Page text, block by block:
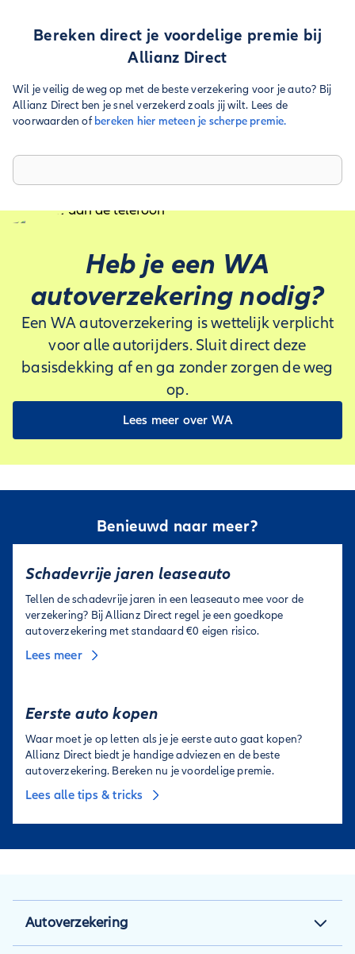
Bereken direct je voordelige premie bij
Allianz Direct
Wil je veilig de weg op met de beste verzekering voor je auto? Bij
Allianz Direct ben je snel verzekerd zoals jij wilt. Lees de
voorwaarden of bereken hier meteen je scherpe premie.
Heb je een WA
autoverzekering nodig?
Een WA autoverzekering is wettelijk verplicht
voor alle autorijders. Sluit direct deze
basisdekking af en ga zonder zorgen de weg
op.
Lees meer over WA
Benieuwd naar meer?
Schadevrije jaren leaseauto
Tellen de schadevrije jaren in een leaseauto mee voor de
verzekering? Bij Allianz Direct regel je een goedkope
autoverzekering met standaard €0 eigen risico.
Lees meer
Eerste auto kopen
Waar moet je op letten als je je eerste auto gaat kopen?
Allianz Direct biedt je handige adviezen en de beste
autoverzekering. Bereken nu je voordelige premie.
Lees alle tips & tricks
Autoverzekering